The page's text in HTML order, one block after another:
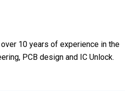
over 10 years of experience in the
PCB design and IC Unlock.